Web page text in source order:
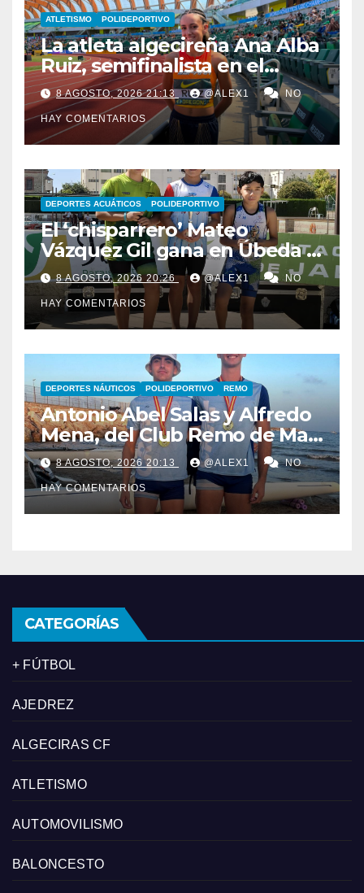
ATLETISMO POLIDEPORTIVO
La atleta algecireña Ana Alba
Ruiz, semifinalista en el
Mundial Sub-20 con el relevo
4×400 femenino
8 AGOSTO, 2026 21:13 @ALEX1 NO
HAY COMENTARIOS
DEPORTES ACUÁTICOS POLIDEPORTIVO
El ‘chisparrero’ Mateo
Vázquez Gil gana en Úbeda y
se proclama subcampeón de
Andalucía de acuatlón
8 AGOSTO, 2026 20:26 @ALEX1 NO
HAY COMENTARIOS
DEPORTES NÁUTICOS POLIDEPORTIVO REMO
Antonio Abel Salas y Alfredo
Mena, del Club Remo de Mar
La Línea, campeones de
España de Beach Sprint
8 AGOSTO, 2026 20:13 @ALEX1 NO
HAY COMENTARIOS
CATEGORÍAS
+ FÚTBOL
AJEDREZ
ALGECIRAS CF
ATLETISMO
AUTOMOVILISMO
BALONCESTO